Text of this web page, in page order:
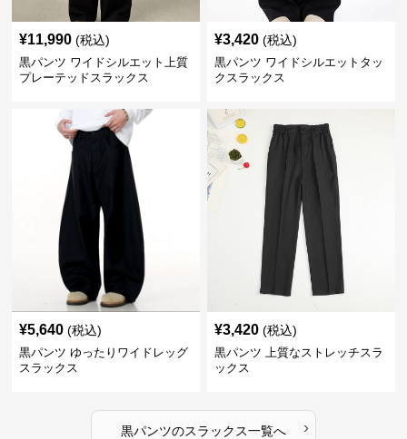
¥11,990 (税込)
黒パンツ ワイドシルエット上質
プレーテッドスラックス
¥3,420 (税込)
黒パンツ ワイドシルエットタッ
クスラックス
¥5,640 (税込)
黒パンツ ゆったりワイドレッグ
スラックス
¥3,420 (税込)
黒パンツ 上質なストレッチスラ
ックス
黒パンツのスラックス一覧へ ›